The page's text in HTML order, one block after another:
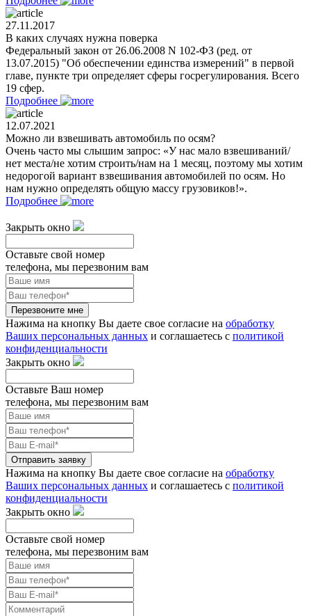
27.11.2017
В каких случаях нужна поверка
Федеральный закон от 26.06.2008 N 102-ФЗ (ред. от
13.07.2015) "Об обеспечении единства измерений" в первой
главе, пункте три определяет сферы госрегулирования. Всего
19 сфер.
Подробнее
12.07.2021
Можно ли взвешивать автомобиль по осям?
Очень часто мы слышим запрос: «У нас мало взвешиваний/
нет места/не хотим строить/нам на 1 месяц, поэтому мы хотим
недорогой вариант взвешивания автомобилей по осям. Но
нам нужно определять общую массу грузовиков!».
Подробнее
Закрыть окно
Оставьте свой номер
телефона, мы перезвоним вам
Перезвоните мне
Нажима на кнопку Вы даете свое согласие на обработку
Ваших персональных данных и соглашаетесь с политикой
конфиденциальности
Закрыть окно
Оставьте Ваш номер
телефона, мы перезвоним вам
Отправить заявку
Нажима на кнопку Вы даете свое согласие на обработку
Ваших персональных данных и соглашаетесь с политикой
конфиденциальности
Закрыть окно
Оставьте свой номер
телефона, мы перезвоним вам